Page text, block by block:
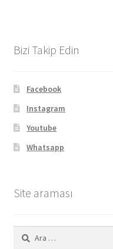
Bizi Takip Edin
Facebook
Instagram
Youtube
Whatsapp
Site araması
Arama: